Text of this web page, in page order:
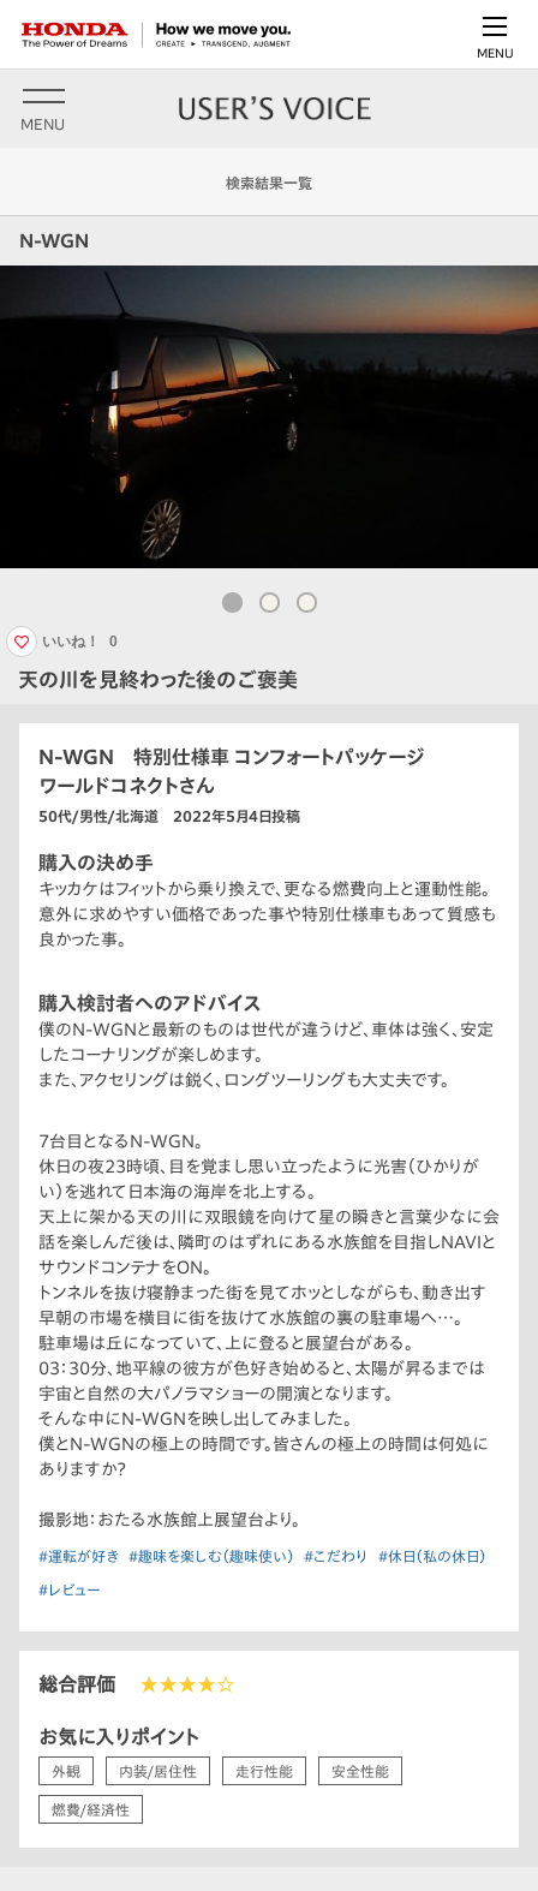
MENU
MENU
検索結果一覧
N-WGN
天の川を見終わった後のご褒美
いいね！ 0
N-WGN 特別仕様車 コンフォートパッケージ
ワールドコネクトさん
50代/男性/北海道 2022年5月4日投稿
購入の決め手
キッカケはフィットから乗り換えで、更なる燃費向上と運動性能。
意外に求めやすい価格であった事や特別仕様車もあって質感も
良かった事。
購入検討者へのアドバイス
僕のN-WGNと最新のものは世代が違うけど、車体は強く、安定
したコーナリングが楽しめます。
また、アクセリングは鋭く、ロングツーリングも大丈夫です。
7台目となるN-WGN。
休日の夜23時頃、目を覚まし思い立ったように光害（ひかりが
い）を逃れて日本海の海岸を北上する。
天上に架かる天の川に双眼鏡を向けて星の瞬きと言葉少なに会
話を楽しんだ後は、隣町のはずれにある水族館を目指しNAVIと
サウンドコンテナをON。
トンネルを抜け寝静まった街を見てホッとしながらも、動き出す
早朝の市場を横目に街を抜けて水族館の裏の駐車場へ…。
駐車場は丘になっていて、上に登ると展望台がある。
03：30分、地平線の彼方が色好き始めると、太陽が昇るまでは
宇宙と自然の大パノラマショーの開演となります。
そんな中にN-WGNを映し出してみました。
僕とN-WGNの極上の時間です。皆さんの極上の時間は何処に
ありますか？
撮影地：おたる水族館上展望台より。
#運転が好き #趣味を楽しむ（趣味使い） #こだわり #休日（私の休日）
#レビュー
総合評価 ★★★★☆
お気に入りポイント
外観 内装/居住性 走行性能 安全性能
燃費/経済性